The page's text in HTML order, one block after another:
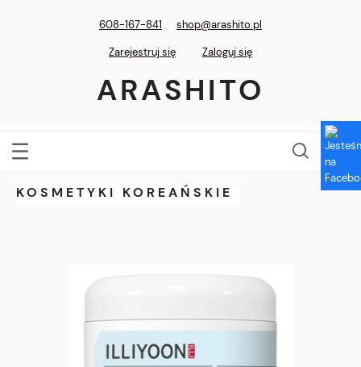
608-167-841
shop@arashito.pl
Zarejestruj się
Zaloguj się
ARASHITO
KOSMETYKI KOREAŃSKIE